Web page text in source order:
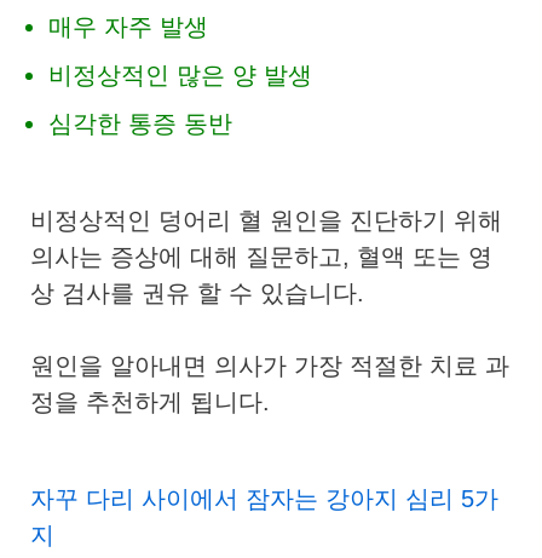
매우 자주 발생
비정상적인 많은 양 발생
심각한 통증 동반
비정상적인 덩어리 혈 원인을 진단하기 위해
의사는 증상에 대해 질문하고, 혈액 또는 영
상 검사를 권유 할 수 있습니다.
원인을 알아내면 의사가 가장 적절한 치료 과
정을 추천하게 됩니다.
자꾸 다리 사이에서 잠자는 강아지 심리 5가
지